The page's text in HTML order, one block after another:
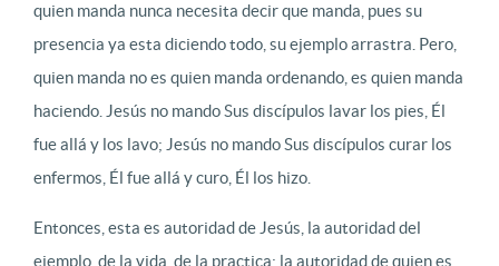
quien manda nunca necesita decir que manda, pues su
presencia ya esta diciendo todo, su ejemplo arrastra. Pero,
quien manda no es quien manda ordenando, es quien manda
haciendo. Jesús no mando Sus discípulos lavar los pies, Él
fue allá y los lavo; Jesús no mando Sus discípulos curar los
enfermos, Él fue allá y curo, Él los hizo.
Entonces, esta es autoridad de Jesús, la autoridad del
ejemplo, de la vida, de la practica; la autoridad de quien es